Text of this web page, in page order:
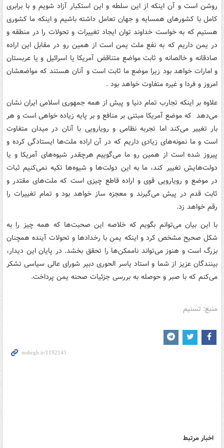
روشن است و آن اینکه از این سلطه و این استکبار آزاد شویم و با برابری
کامل با کشورهای همسایه و جهان تعامل داشته باشیم و اینکه ما کشوری
هستیم که به خواست خداوند توان ایجاد تغییرات و تحولات را در منطقه و
در یمن داریم که به نفع ملت یمن است از همین رو در مقابل این اراده
صادقانه و خالصانه و ثابت مواضع متناقض آمریکا یا اسرائیل و یا عربستان
و امارات خواهد بود زیرا موضع ما ثابت است و آنان هستند که مواضعشان
امروز و فردا و غیره متفاوت خواهد بود .
علاوه بر اینکه تجارب تمام دنیا و پیش از همه جمهوری اسلامی ایران نشان
می‌دهد که موضع آمریکا مبتنی بر منافع و بر پایه زیاده خواهی است و هر
بار تغییر می‌کند اما تجربه نظامی و رویارویی با آنان در میدان متفاوت
است و ما نمونه‌های زیادی داریم که در آن اراده ملت‌ها ایستادگی کرده و
پیروز شده است از همین رو ما می‌گوییم هرچقدر شیوه‌های آمریکا و یا
دولت‌هایش تغییر کند، ما به این دولت‌ها و شیوه‌ها تکیه نمی‌کنیم ثبات
در موضع و رویارویی قوی و اراده قاطع چیزی است که ملت‌های مقتدر و
ثابت قدم در پیش می‌گیرند و معجزه ساز خواهد بود و تمام تغییرات را
رقم خواهد زد.
با این بیان می‌توانم بگویم که خلاصه این صحبت‌ها که همه چیز را به
شکل صحیح مشخص کرد و اینکه یمن با رخدادها و تحولات آینده همچنان
بزرگ است و هنوز می‌تواند ناممکن‌ها را تحقق بخشد. در پایان این دیدار،
بینندگان عزیز از شما و استاد یاسر الحوری دبیر شورای عالی سیاسی تشکر
می‌کنم که با صبر و حوصله به بررسی جزئیات صحنه یمن پرداخت.
منبع: تسنیم
اخبار مرتبط